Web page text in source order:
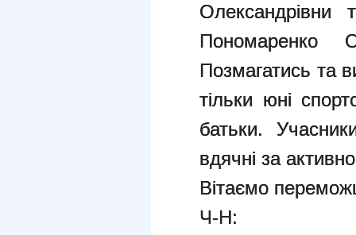
Олександрівни
Пономаренко
Позмагатись та
тільки юні
батьки.
вдячні за
Вітаємо
Ч-Н: